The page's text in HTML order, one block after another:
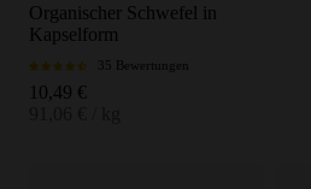
Organischer Schwefel in
Kapselform
35 Bewertungen
Angebot
10,49 €